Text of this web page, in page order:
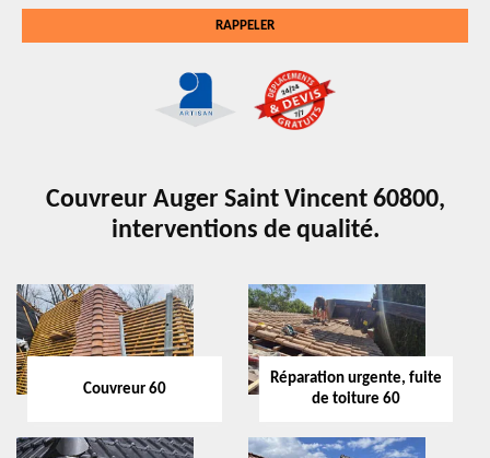
Couvreur Auger Saint Vincent 60800,
interventions de qualité.
Couvreur 60
Réparation urgente, fuite
de toiture 60